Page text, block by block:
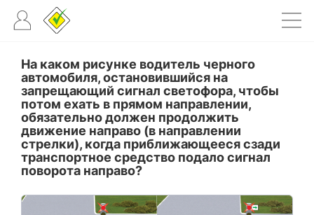
На каком рисунке водитель черного
автомобиля, остановившийся на
запрещающий сигнал светофора, чтобы
потом ехать в прямом направлении,
обязательно должен продолжить
движение направо (в направлении
стрелки), когда приближающееся сзади
транспортное средство подало сигнал
поворота направо?